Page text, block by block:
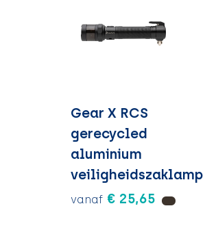
Gear X RCS
gerecycled
aluminium
veiligheidszaklamp
vanaf € 25,65